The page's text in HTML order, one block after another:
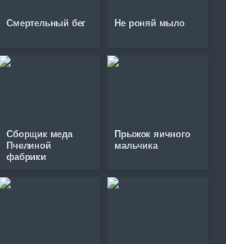
Смертельный бег Не роняй мыло
Сборщик меда
Пчелиной
фабрики
Прыжок яичного
мальчика